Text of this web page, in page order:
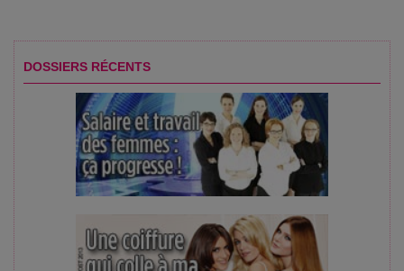
DOSSIERS RÉCENTS